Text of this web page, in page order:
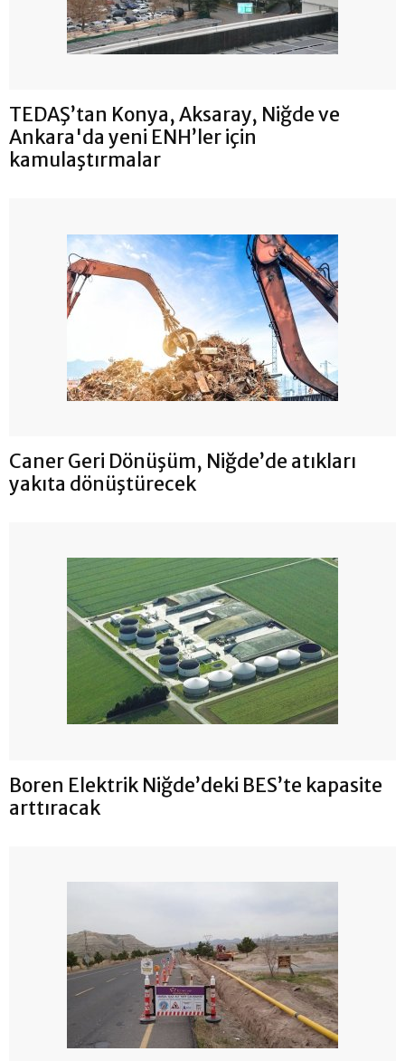
TEDAŞ’tan Konya, Aksaray, Niğde ve
Ankara'da yeni ENH’ler için
kamulaştırmalar
Caner Geri Dönüşüm, Niğde’de atıkları
yakıta dönüştürecek
Boren Elektrik Niğde’deki BES’te kapasite
arttıracak